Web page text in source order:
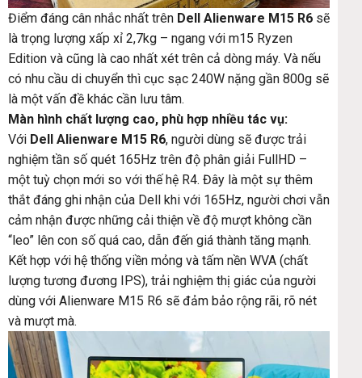
Điểm đáng cân nhắc nhất trên Dell Alienware M15 R6 sẽ
là trọng lượng xấp xỉ 2,7kg – ngang với m15 Ryzen
Edition và cũng là cao nhất xét trên cả dòng máy. Và nếu
có nhu cầu di chuyển thì cục sạc 240W nặng gần 800g sẽ
là một vấn đề khác cần lưu tâm.
Màn hình chất lượng cao, phù hợp nhiều tác vụ:
Với Dell Alienware M15 R6, người dùng sẽ được trải
nghiệm tần số quét 165Hz trên độ phân giải FullHD –
một tuỳ chọn mới so với thế hệ R4. Đây là một sự thêm
thắt đáng ghi nhận của Dell khi với 165Hz, người chơi vẫn
cảm nhận được những cải thiện về độ mượt không cần
“leo” lên con số quá cao, dẫn đến giá thành tăng mạnh.
Kết hợp với hệ thống viền mỏng và tấm nền WVA (chất
lượng tương đương IPS), trải nghiệm thị giác của người
dùng với Alienware M15 R6 sẽ đảm bảo rộng rãi, rõ nét
và mượt mà.